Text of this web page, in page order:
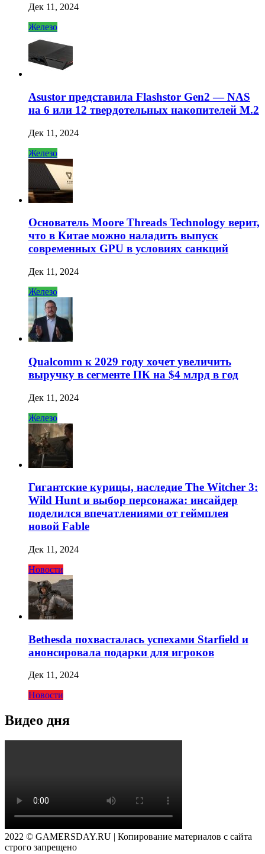
Дек 11, 2024
Железо
Asustor представила Flashstor Gen2 — NAS
на 6 или 12 твердотельных накопителей M.2
Дек 11, 2024
Железо
Основатель Moore Threads Technology верит,
что в Китае можно наладить выпуск
современных GPU в условиях санкций
Дек 11, 2024
Железо
Qualcomm к 2029 году хочет увеличить
выручку в сегменте ПК на $4 млрд в год
Дек 11, 2024
Железо
Гигантские курицы, наследие The Witcher 3:
Wild Hunt и выбор персонажа: инсайдер
поделился впечатлениями от геймплея
новой Fable
Дек 11, 2024
Новости
Bethesda похвасталась успехами Starfield и
анонсировала подарки для игроков
Дек 11, 2024
Новости
Видео дня
2022 © GAMERSDAY.RU | Копирование материалов с сайта
строго запрещено